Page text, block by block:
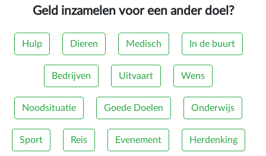
Geld inzamelen voor een ander doel?
Hulp Dieren Medisch In de buurt
Bedrijven Uitvaart Wens
Noodsituatie Goede Doelen Onderwijs
Sport Reis Evenement Herdenking